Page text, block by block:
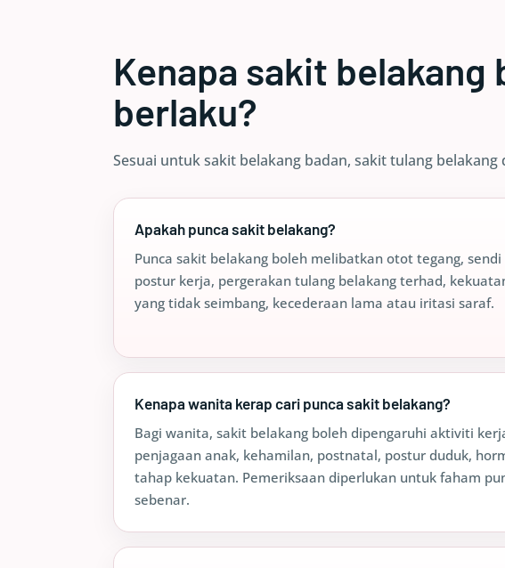
Kenapa sakit belakang
berlaku?
Sesuai untuk sakit belakang badan, sakit tulang belakang
Apakah punca sakit belakang?
Punca sakit belakang boleh melibatkan otot tegang, sendi
postur kerja, pergerakan tulang belakang terhad,
yang tidak seimbang, kecederaan lama atau iritasi saraf.
Kenapa wanita kerap cari punca sakit belakang?
Bagi wanita, sakit belakang boleh dipengaruhi aktiviti
penjagaan anak, kehamilan, postnatal, postur duduk,
tahap kekuatan. Pemeriksaan diperlukan untuk faham
sebenar.